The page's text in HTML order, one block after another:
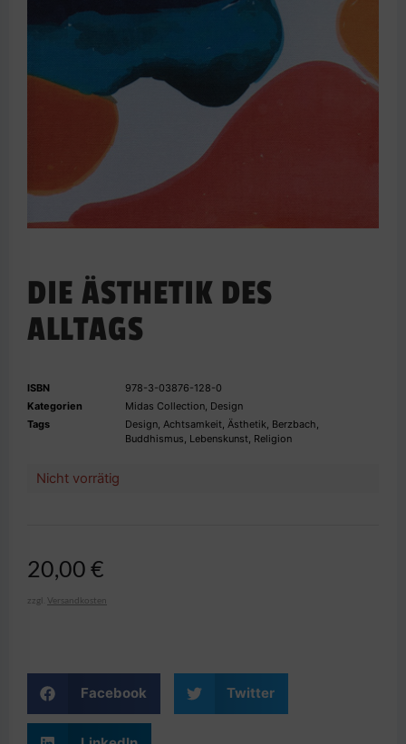
DIE ÄSTHETIK DES
ALLTAGS
ISBN
978-3-03876-128-0
Kategorien
Midas Collection Design
Tags
Design Achtsamkeit Ästhetik Berzbach
Buddhismus Lebenskunst Religion
Nicht vorrätig
20,00 €
zzgl. Versandkosten
Facebook Twitter